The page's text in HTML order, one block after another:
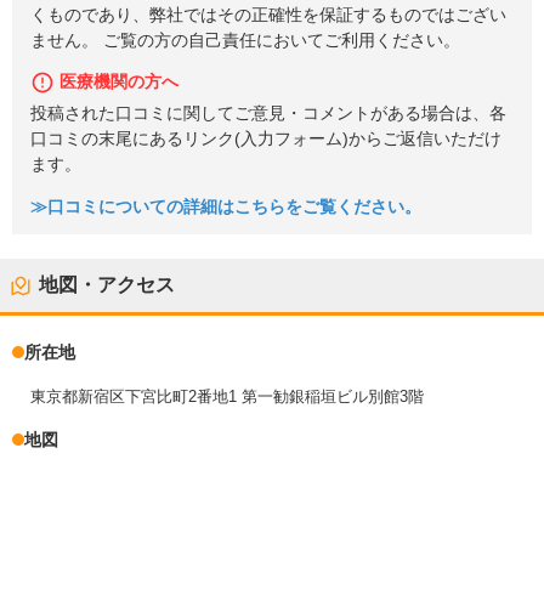
くものであり、弊社ではその正確性を保証するものではござい
ません。 ご覧の方の自己責任においてご利用ください。
医療機関の方へ
投稿された口コミに関してご意見・コメントがある場合は、各
口コミの末尾にあるリンク(入力フォーム)からご返信いただけ
ます。
≫口コミについての詳細はこちらをご覧ください。
地図・アクセス
所在地
東京都新宿区下宮比町2番地1 第一勧銀稲垣ビル別館3階
地図